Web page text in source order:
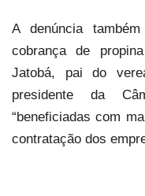
A denúncia
cobrança de
Jatobá, pai do
presidente da
“beneficiadas com
contratação dos